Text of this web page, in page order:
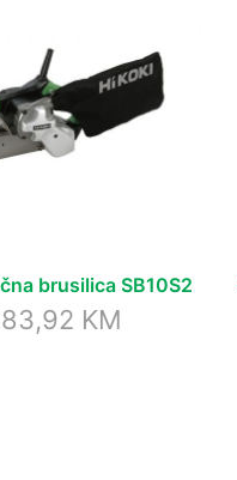
brusilica SB10S2
KM